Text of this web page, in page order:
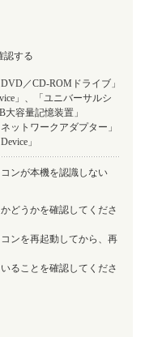
認する
／CD-ROMドライブ」
」、「ユニバーサルシ
容量記憶装置」
ットワークアダプター」
」
ンが本機を認識しない
どうかを確認してくださ
ンを再起動してから、再
ることを確認してくださ